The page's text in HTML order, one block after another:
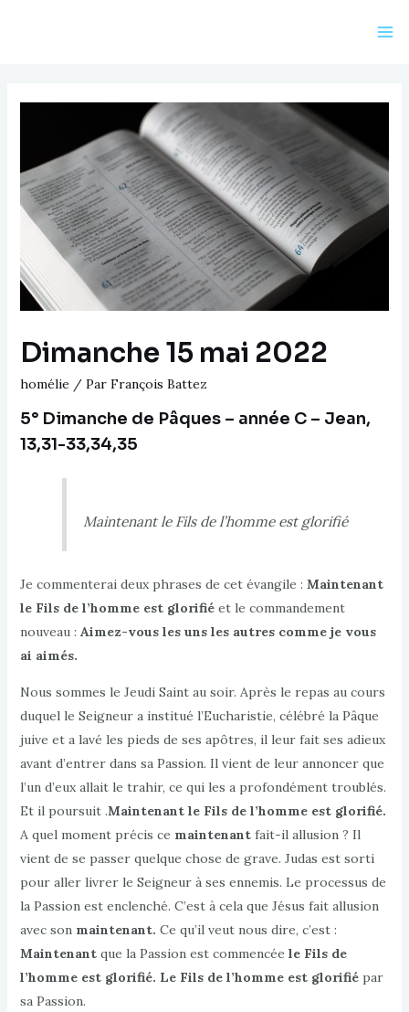
Dimanche 15 mai 2022
homélie/ Par François Battez
5° Dimanche de Pâques – année C – Jean,
13,31-33,34,35
Maintenant le Fils de l’homme est glorifié
Je commenterai deux phrases de cet évangile : Maintenant
le Fils de l’homme est glorifié et le commandement
nouveau : Aimez-vous les uns les autres comme je vous
ai aimés.
Nous sommes le Jeudi Saint au soir. Après le repas au cours
duquel le Seigneur a institué l’Eucharistie, célébré la Pâque
juive et a lavé les pieds de ses apôtres, il leur fait ses adieux
avant d’entrer dans sa Passion. Il vient de leur annoncer que
l’un d’eux allait le trahir, ce qui les a profondément troublés.
Et il poursuit .Maintenant le Fils de l’homme est glorifié.
A quel moment précis ce maintenantfait-il allusion ? Il
vient de se passer quelque chose de grave. Judas est sorti
pour aller livrer le Seigneur à ses ennemis. Le processus de
la Passion est enclenché. C’est à cela que Jésus fait allusion
avec son maintenant. Ce qu’il veut nous dire, c’est :
Maintenant que la Passion est commencée le Fils de
l’homme est glorifié. Le Fils de l’homme est glorifié par
sa Passion.